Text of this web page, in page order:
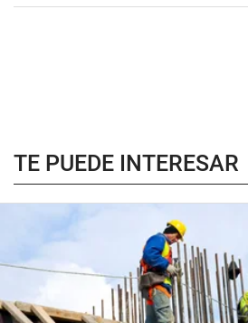
TE PUEDE INTERESAR